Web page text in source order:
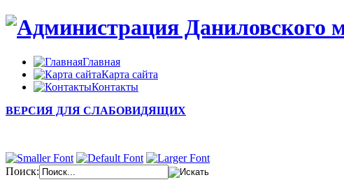
Главная
Карта сайта
Контакты
ВЕРСИЯ ДЛЯ СЛАБОВИДЯЩИХ
Поиск: